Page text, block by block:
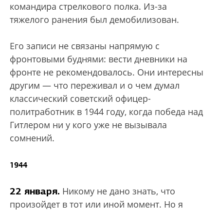
командира стрелкового полка. Из-за
тяжелого ранения был демобилизован.
Его записи не связаны напрямую с
фронтовыми буднями: вести дневники на
фронте не рекомендовалось. Они интересны
другим — что переживал и о чем думал
классический советский офицер-
политработник в 1944 году, когда победа над
Гитлером ни у кого уже не вызывала
сомнений.
1944
22 января. Никому не дано знать, что
произойдет в тот или иной момент. Но я